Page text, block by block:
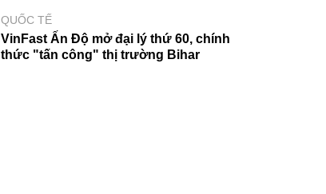
QUỐC TẾ
VinFast Ấn Độ mở đại lý thứ 60, chính
thức "tấn công" thị trường Bihar